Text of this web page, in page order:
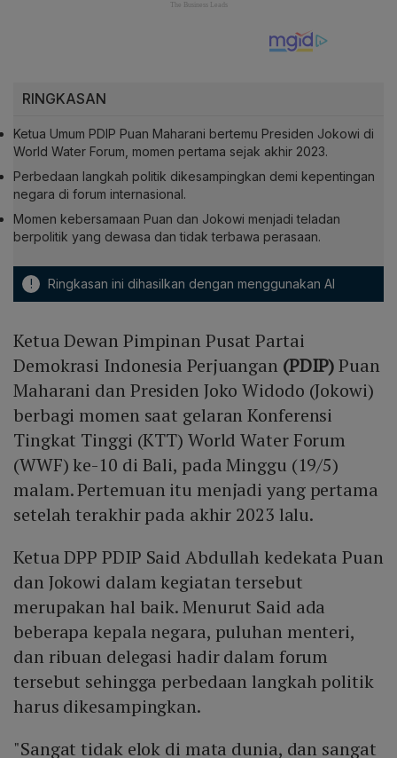
RINGKASAN
Ketua Umum PDIP Puan Maharani bertemu Presiden Jokowi di
World Water Forum, momen pertama sejak akhir 2023.
Perbedaan langkah politik dikesampingkan demi kepentingan
negara di forum internasional.
Momen kebersamaan Puan dan Jokowi menjadi teladan
berpolitik yang dewasa dan tidak terbawa perasaan.
! Ringkasan ini dihasilkan dengan menggunakan AI
Ketua Dewan Pimpinan Pusat Partai
Demokrasi Indonesia Perjuangan (PDIP)Puan
Maharani dan Presiden Joko Widodo (Jokowi)
berbagi momen saat gelaran Konferensi
Tingkat Tinggi (KTT) World Water Forum
(WWF) ke-10 di Bali, pada Minggu (19/5)
malam. Pertemuan itu menjadi yang pertama
setelah terakhir pada akhir 2023 lalu.
Ketua DPP PDIP Said Abdullah kedekata Puan
dan Jokowi dalam kegiatan tersebut
merupakan hal baik. Menurut Said ada
beberapa kepala negara, puluhan menteri,
dan ribuan delegasi hadir dalam forum
tersebut sehingga perbedaan langkah politik
harus dikesampingkan.
"Sangat tidak elok di mata dunia, dan sangat